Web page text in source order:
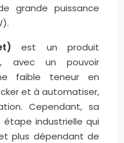
grande puissance
est un produit
avec un pouvoir
faible teneur en
et à automatiser,
Cependant, sa
industrielle qui
plus dépendant de